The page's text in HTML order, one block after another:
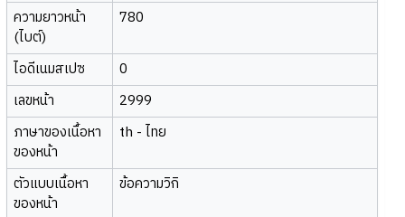
ความยาวหน้า
(ไบต์)
780
ไอดีเนมสเปซ
0
เลขหน้า
2999
ภาษาของเนื้อหา
ของหน้า
th - ไทย
ตัวแบบเนื้อหา
ของหน้า
ข้อความวิกิ